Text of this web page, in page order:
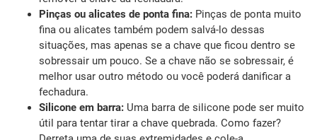
Pinças ou alicates de ponta fina: Pinças de ponta muito
fina ou alicates também podem salvá-lo dessas
situações, mas apenas se a chave que ficou dentro se
sobressair um pouco. Se a chave não se sobressair, é
melhor usar outro método ou você poderá danificar a
fechadura.
Silicone em barra: Uma barra de silicone pode ser muito
útil para tentar tirar a chave quebrada. Como fazer?